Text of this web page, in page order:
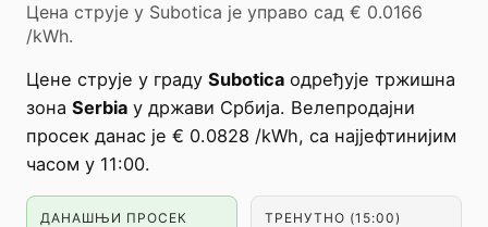
Цена струје у Subotica је управо сад € 0.0166
/kWh.
Цене струје у граду Subotica одређује тржишна
зона Serbia у држави Србија. Велепродајни
просек данас је € 0.0828 /kWh, са најјефтинијим
часом у 11:00.
ДАНАШЊИ ПРОСЕК ТРЕНУТНО (15:00)